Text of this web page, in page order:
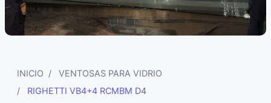
INICIO
VENTOSAS PARA VIDRIO
RIGHETTI VB4+4 RCMBM D4